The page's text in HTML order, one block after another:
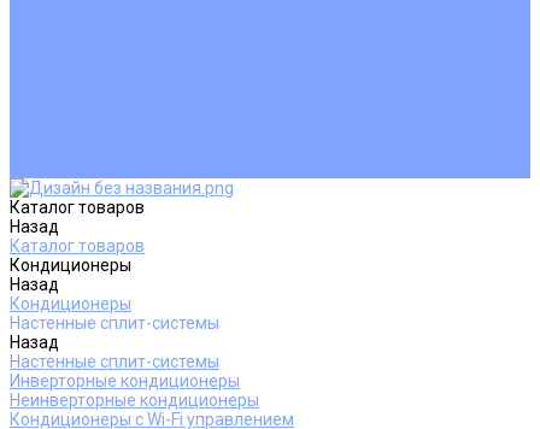
Каталог товаров
Назад
Каталог товаров
Кондиционеры
Назад
Кондиционеры
Настенные сплит-системы
Назад
Настенные сплит-системы
Инверторные кондиционеры
Неинверторные кондиционеры
Кондиционеры с Wi-Fi управлением